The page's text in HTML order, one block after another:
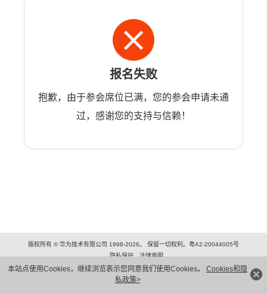
本站点使用Cookies，继续浏览表示您同意我们使用Cookies。 Cookies和隐
私政策>
报名失败
抱歉，由于参会席位已满，您的参会申请未通
过，感谢您的支持与信赖！
版权所有 © 华为技术有限公司 1998-2026。 保留一切权利。粤A2-20044005号
隐私保护
法律声明